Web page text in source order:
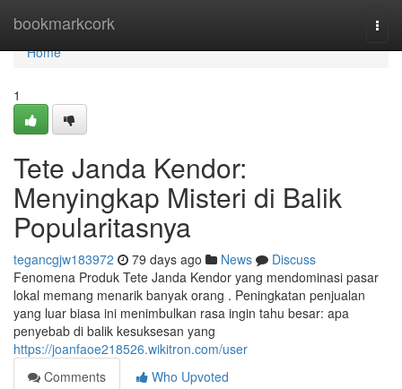
bookmarkcork
Home
Home
1
Tete Janda Kendor:
Menyingkap Misteri di Balik
Popularitasnya
tegancgjw183972 79 days ago News
Discuss
Fenomena Produk Tete Janda Kendor yang mendominasi pasar
lokal memang menarik banyak orang . Peningkatan penjualan
yang luar biasa ini menimbulkan rasa ingin tahu besar: apa
penyebab di balik kesuksesan yang
https://joanfaoe218526.wikitron.com/user
Comments
Who Upvoted